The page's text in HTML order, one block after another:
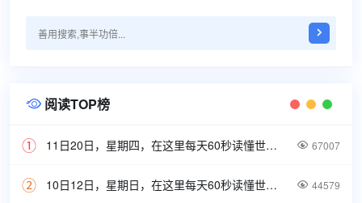
 阅读TOP榜
11日20日，星期四，在这里每天60秒读懂世界！  67007
10日12日，星期日，在这里每天60秒读懂世界！  44579